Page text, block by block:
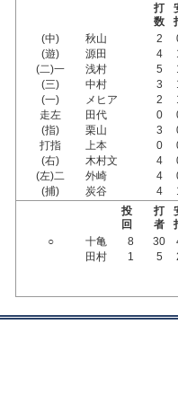
打
数
(中)
秋山 2
(遊)
源田 4
(二)一
浅村 5
(三)
中村 3
(一)
メヒア 2
走左
田代 0
(指)
栗山 3
打指
上本 0
(右)
木村文 4
(左)二
外崎 4
(捕)
炭谷 4
投
回
打
者
○
十亀 8 30
田村
1 5